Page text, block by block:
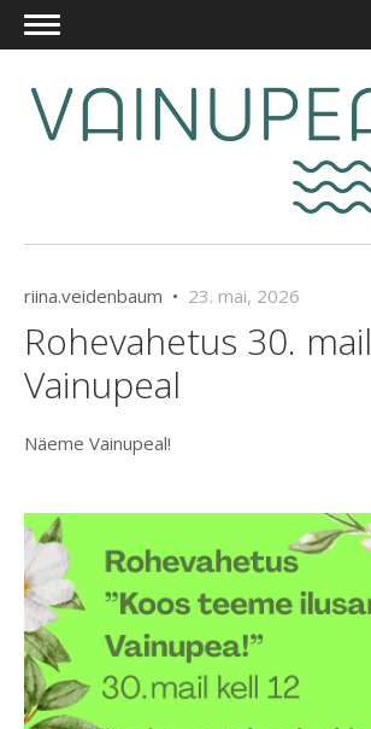
riina.veidenbaum • 23. mai, 2026
Rohevahetus 30. mail
Vainupeal
Näeme Vainupeal!